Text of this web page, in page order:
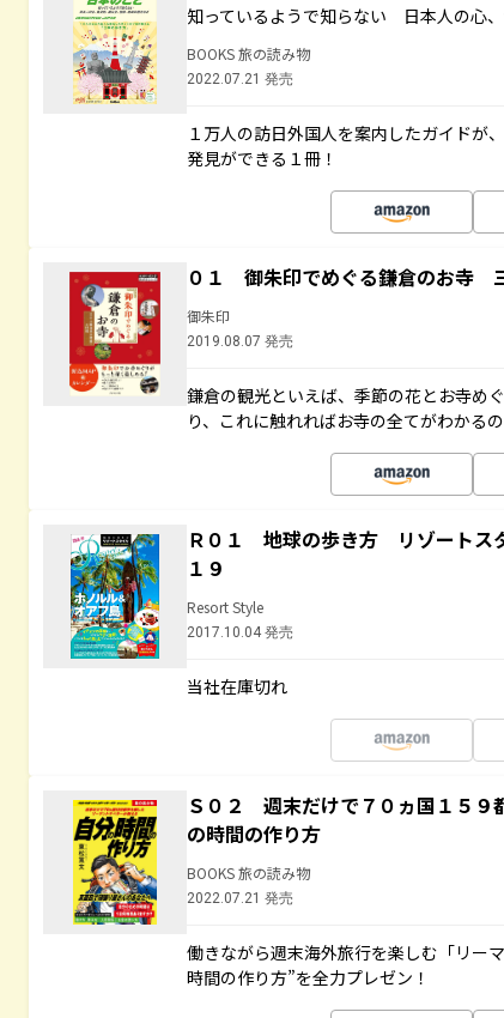
知っているようで知らない 日本人の心
BOOKS 旅の読み物
2022.07.21 発売
１万人の訪日外国人を案内したガイドが
発見ができる１冊！
０１ 御朱印でめぐる鎌倉のお寺
御朱印
2019.08.07 発売
鎌倉の観光といえば、季節の花とお寺め
り、これに触れればお寺の全てがわかるの
Ｒ０１ 地球の歩き方 リゾートス
１９
Resort Style
2017.10.04 発売
当社在庫切れ
Ｓ０２ 週末だけで７０ヵ国１５９
の時間の作り方
BOOKS 旅の読み物
2022.07.21 発売
働きながら週末海外旅行を楽しむ「リー
時間の作り方”を全力プレゼン！